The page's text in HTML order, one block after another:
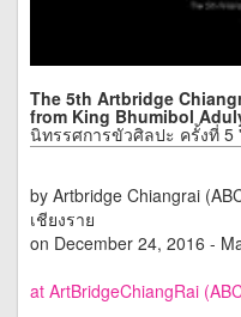
The 5th Artbridge
from King Bhumibol
นิทรรศการขัวศิลปะ ครั้งที่ 5
by Artbridge Chiangrai
เชียงราย
on December 24, 2016 -
at ArtBridgeChiangRai